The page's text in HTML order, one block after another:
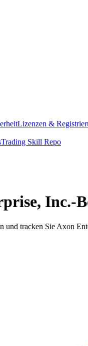
Lizenzen &
Trading Skill Repo
Inc.-
und tracken Sie Axon